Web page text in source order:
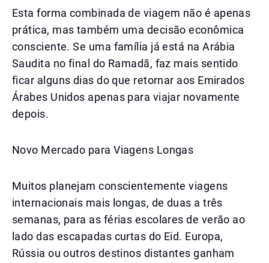
Esta forma combinada de viagem não é apenas
prática, mas também uma decisão econômica
consciente. Se uma família já está na Arábia
Saudita no final do Ramadã, faz mais sentido
ficar alguns dias do que retornar aos Emirados
Árabes Unidos apenas para viajar novamente
depois.
Novo Mercado para Viagens Longas
Muitos planejam conscientemente viagens
internacionais mais longas, de duas a três
semanas, para as férias escolares de verão ao
lado das escapadas curtas do Eid. Europa,
Rússia ou outros destinos distantes ganham